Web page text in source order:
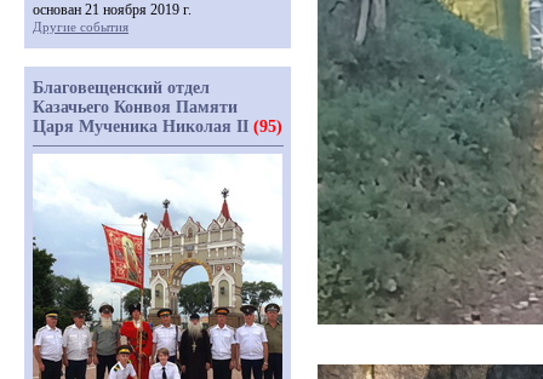
основан 21 ноября 2019 г.
Другие события
Благовещенский отдел
Казачьего Конвоя Памяти
Царя Мученика Николая II (95)